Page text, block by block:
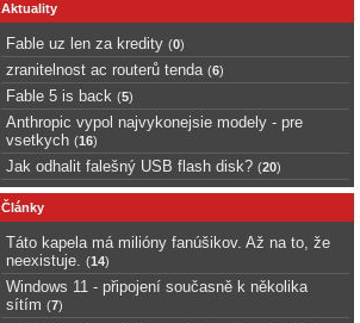
Aktuality
Fable uz len za kredity (0)
zranitelnost ac routerů tenda (6)
Fable 5 is back (5)
Anthropic vypol najvykonejsie modely - pre
vsetkych (16)
Jak odhalit falešný USB flash disk? (20)
Články
Táto kapela má milióny fanúšikov. Až na to, že
neexistuje.
(14)
Windows 11 - připojení současně k několika
sítím (7)